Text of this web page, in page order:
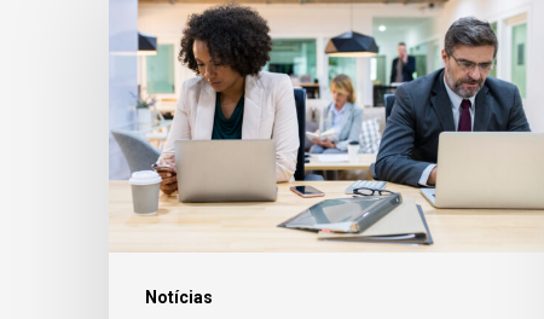
Notícias
área
de
imóvel:
como
fazer